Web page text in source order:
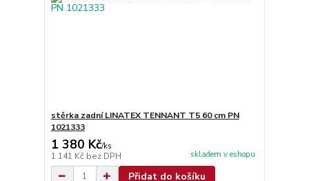
stěrka zadní LINATEX TENNANT T5 60 cm PN
1021333
1 380 Kč/ks
1 141 Kč bez DPH skladem v eshopu
Přidat do košíku